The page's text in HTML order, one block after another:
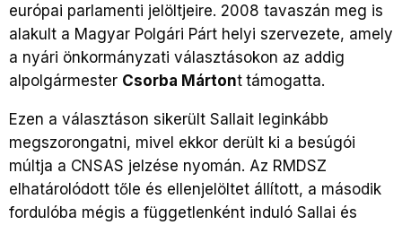
európai parlamenti jelöltjeire. 2008 tavaszán meg is
alakult a Magyar Polgári Párt helyi szervezete, amely
a nyári önkormányzati választásokon az addig
alpolgármester Csorba Mártont támogatta.
Ezen a választáson sikerült Sallait leginkább
megszorongatni, mivel ekkor derült ki a besúgói
múltja a CNSAS jelzése nyomán. Az RMDSZ
elhatárolódott tőle és ellenjelöltet állított, a második
fordulóba mégis a függetlenként induló Sallai és